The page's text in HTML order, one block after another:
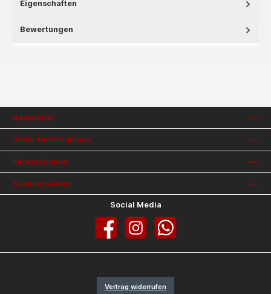
Eigenschaften
Bewertungen
Newsletter
Unser Unternehmen
Informationen
Zahlungsarten
Social Media
Facebook InstagramWhatsApp
Vertrag widerrufen